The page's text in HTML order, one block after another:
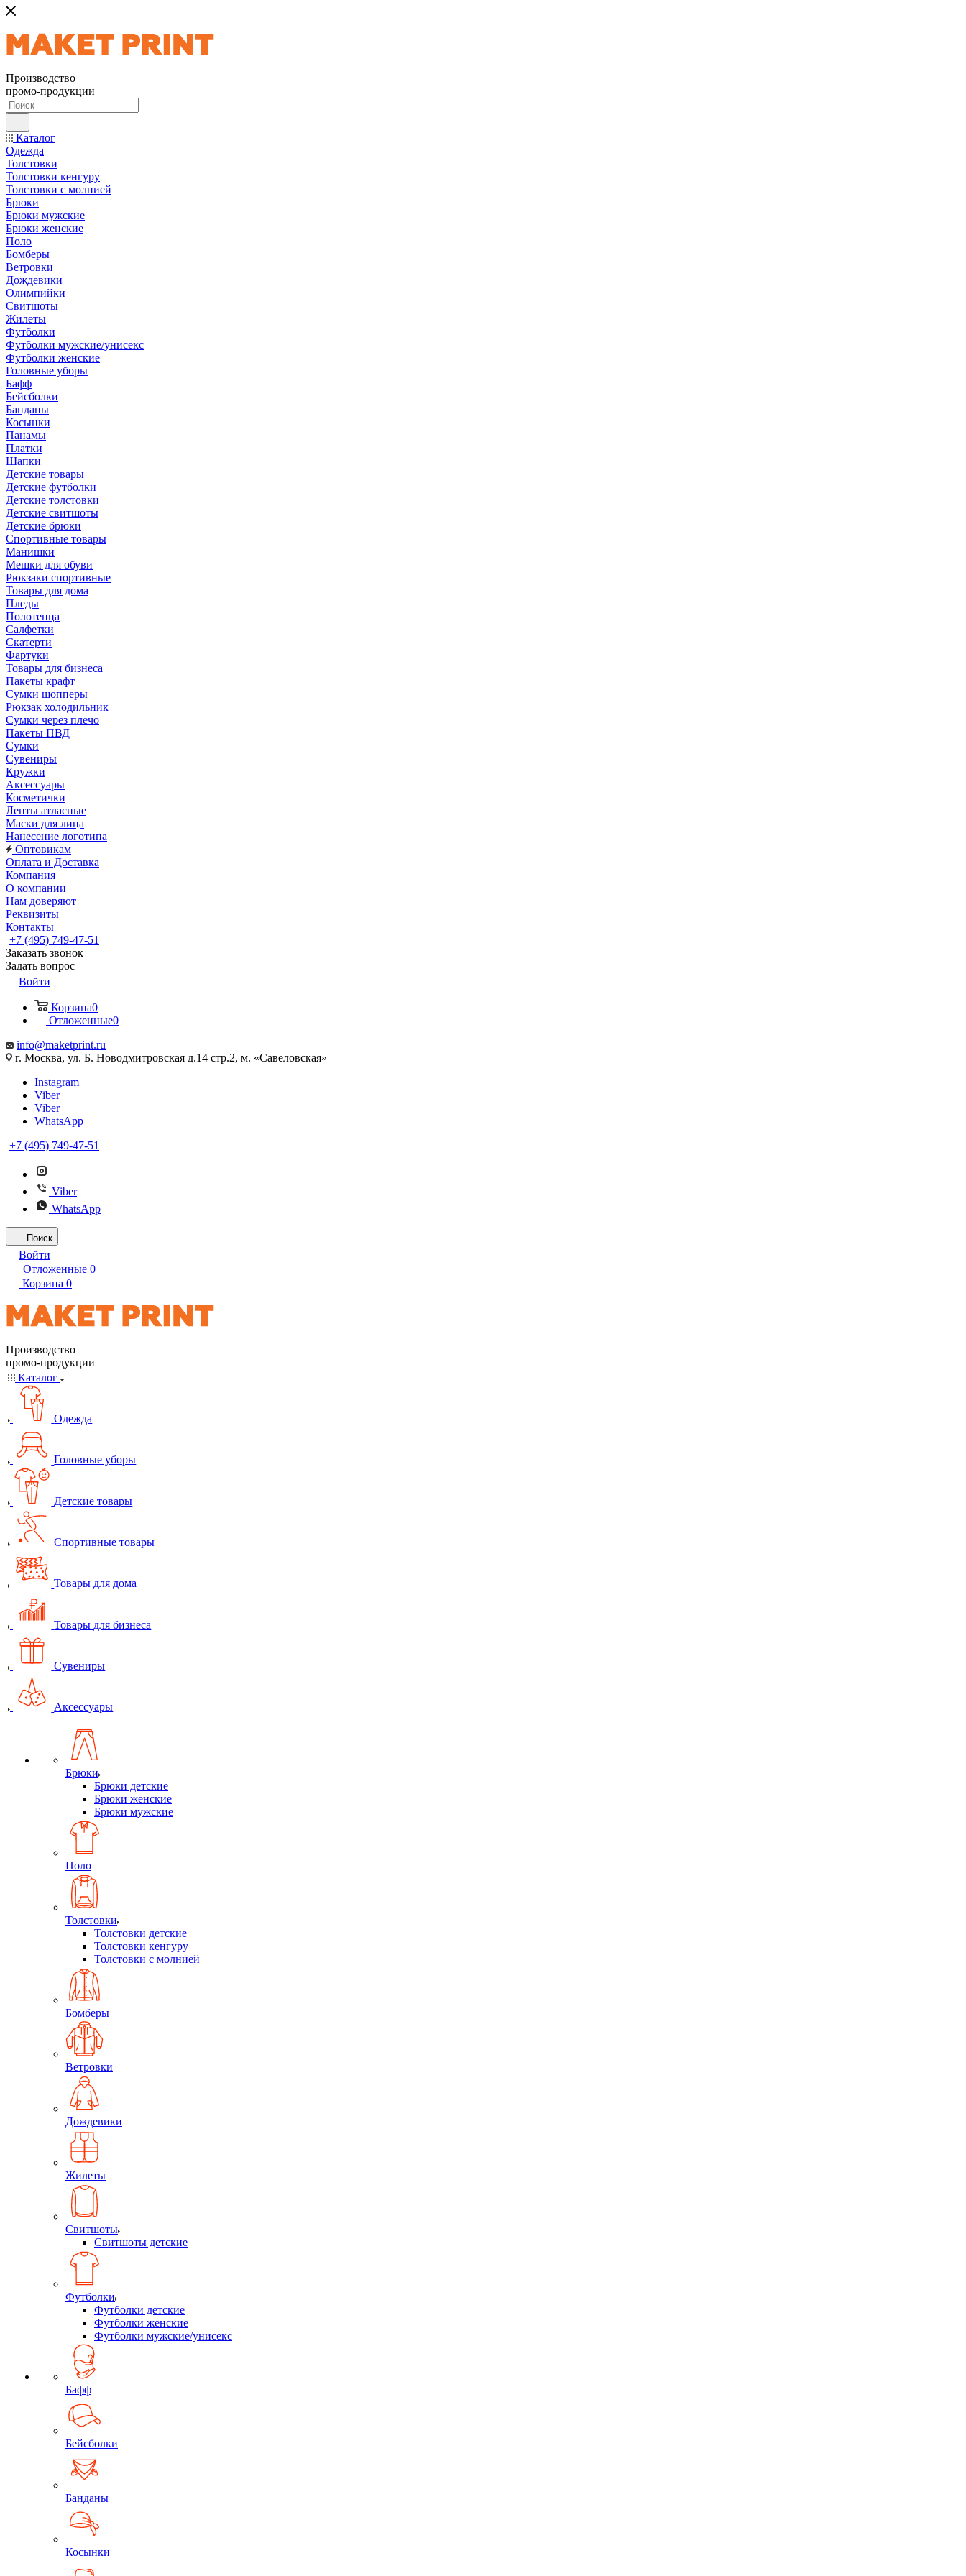
Производство
промо-продукции
Каталог
Одежда
Толстовки
Толстовки кенгуру
Толстовки с молнией
Брюки
Брюки мужские
Брюки женские
Поло
Бомберы
Ветровки
Дождевики
Олимпийки
Свитшоты
Жилеты
Футболки
Футболки мужские/унисекс
Футболки женские
Головные уборы
Бафф
Бейсболки
Банданы
Косынки
Панамы
Платки
Шапки
Детские товары
Детские футболки
Детские толстовки
Детские свитшоты
Детские брюки
Спортивные товары
Манишки
Мешки для обуви
Рюкзаки спортивные
Товары для дома
Пледы
Полотенца
Салфетки
Скатерти
Фартуки
Товары для бизнеса
Пакеты крафт
Сумки шопперы
Рюкзак холодильник
Сумки через плечо
Пакеты ПВД
Сумки
Сувениры
Кружки
Аксессуары
Косметички
Ленты атласные
Маски для лица
Нанесение логотипа
Оптовикам
Оплата и Доставка
Компания
О компании
Нам доверяют
Реквизиты
Контакты
+7 (495) 749-47-51
Заказать звонок
Задать вопрос
Войти
Корзина0
Отложенные0
info@maketprint.ru
г. Москва, ул. Б. Новодмитровская д.14 стр.2, м. «Савеловская»
Instagram
Viber
Viber
WhatsApp
+7 (495) 749-47-51
Viber
WhatsApp
Поиск
Войти
Отложенные 0
Корзина 0
Производство
промо-продукции
Каталог
Одежда
Головные уборы
Детские товары
Спортивные товары
Товары для дома
Товары для бизнеса
Сувениры
Аксессуары
Брюки
Брюки детские
Брюки женские
Брюки мужские
Поло
Толстовки
Толстовки детские
Толстовки кенгуру
Толстовки с молнией
Бомберы
Ветровки
Дождевики
Жилеты
Свитшоты
Свитшоты детские
Футболки
Футболки детские
Футболки женские
Футболки мужские/унисекс
Бафф
Бейсболки
Банданы
Косынки